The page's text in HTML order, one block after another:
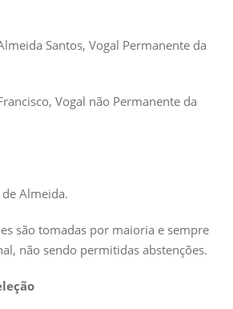
Santos, Vogal Permanente da
Vogal não Permanente da
Almeida.
são tomadas por maioria e sempre
não sendo permitidas abstenções.